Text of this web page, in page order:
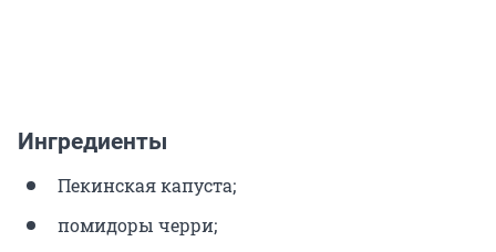
Ингредиенты
Пекинская капуста;
помидоры черри;